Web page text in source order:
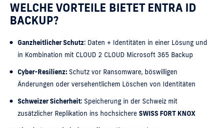
WELCHE VORTEILE BIETET ENTRA ID
BACKUP?
Ganzheitlicher Schutz: Daten + Identitäten in einer Lösung und
in Kombination mit CLOUD 2 CLOUD Microsoft 365 Backup
Cyber-Resilienz: Schutz vor Ransomware, böswilligen
Änderungen oder versehentlichem Löschen von Identitäten
Schweizer Sicherheit: Speicherung in der Schweiz mit
zusätzlicher Replikation ins hochsichere SWISS FORT KNOX